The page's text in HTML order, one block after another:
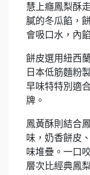
慧上癮鳳梨酥
膩的冬瓜餡，
會吸口水，內
餅皮選用紐西
日本低筋麵粉
早味特特別適
牌。
鳳黃酥則結合
味，奶香餅皮
味堆疊。一口
層次比經典鳳